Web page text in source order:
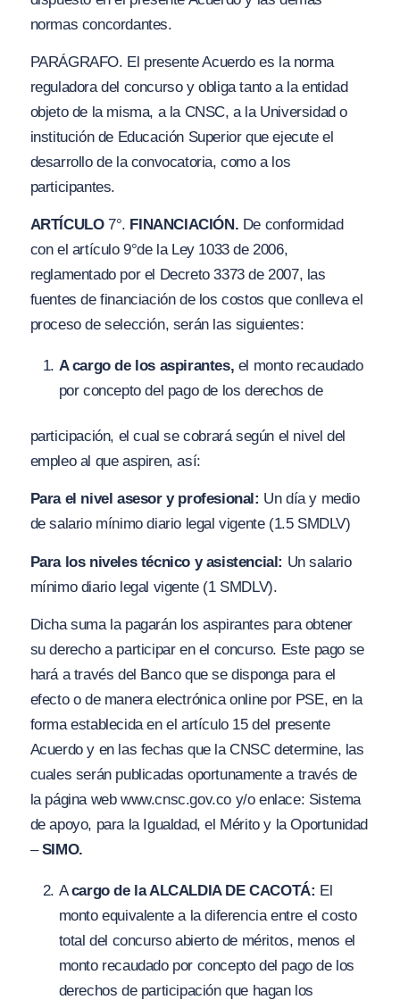
normas concordantes.
PARÁGRAFO. El presente Acuerdo es la norma
reguladora del concurso y obliga tanto a la entidad
objeto de la misma, a la CNSC, a la Universidad o
institución de Educación Superior que ejecute el
desarrollo de la convocatoria, como a los
participantes.
ARTÍCULO 7°. FINANCIACIÓN. De conformidad
con el artículo 9°de la Ley 1033 de 2006,
reglamentado por el Decreto 3373 de 2007, las
fuentes de financiación de los costos que conlleva el
proceso de selección, serán las siguientes:
A cargo de los aspirantes, el monto recaudado
por concepto del pago de los derechos de
participación, el cual se cobrará según el nivel del
empleo al que aspiren, así:
Para el nivel asesor y profesional: Un día y medio
de salario mínimo diario legal vigente (1.5 SMDLV)
Para los niveles técnico y asistencial: Un salario
mínimo diario legal vigente (1 SMDLV).
Dicha suma la pagarán los aspirantes para obtener
su derecho a participar en el concurso. Este pago se
hará a través del Banco que se disponga para el
efecto o de manera electrónica online por PSE, en la
forma establecida en el artículo 15 del presente
Acuerdo y en las fechas que la CNSC determine, las
cuales serán publicadas oportunamente a través de
la página web www.cnsc.gov.co y/o enlace: Sistema
de apoyo, para la Igualdad, el Mérito y la Oportunidad
–SIMO.
Acargo de la ALCALDIA DE CACOTÁ: El
monto equivalente a la diferencia entre el costo
total del concurso abierto de méritos, menos el
monto recaudado por concepto del pago de los
derechos de participación que hagan los